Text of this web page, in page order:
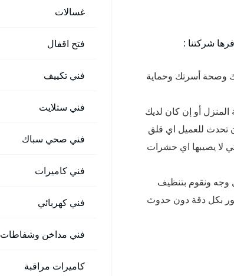
شركتنا :
وصحة أسرتك وحماية
أو إن كان لديك
تحدث للعميل اي قلق
لا يصيبها اي حشرات
وجه ونقوم بتنظيف
بكل دقة دون حدوث
غسالات
فتح اقفال
فني تكييف
فني ستلايت
فني صحي سباك
فني كاميرات
فني كهربائي
فني مداخن وشفاطات
كاميرات مراقبة